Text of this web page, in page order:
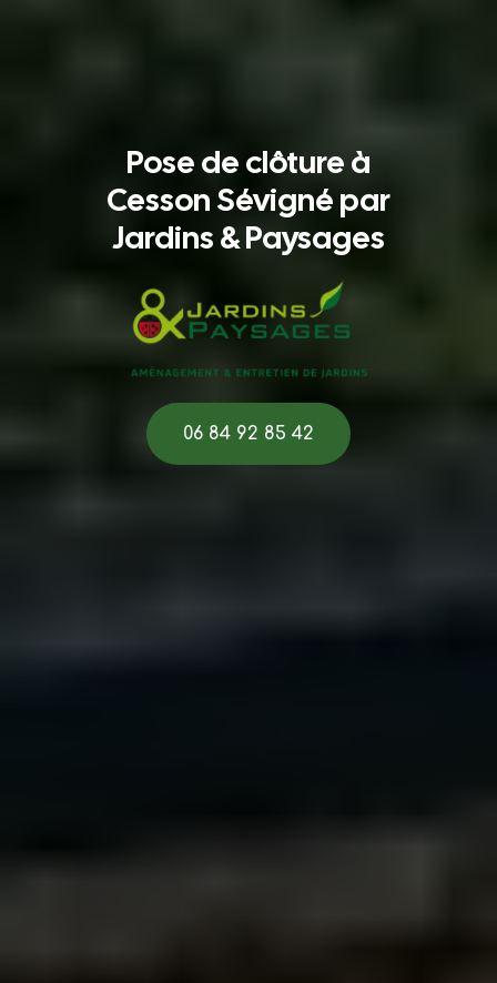
Pose de clôture à
Cesson Sévigné par
Jardins & Paysages
06 84 92 85 42